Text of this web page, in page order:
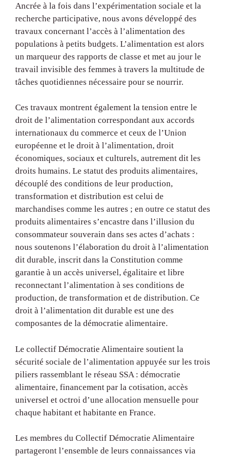
Ancrée à la fois dans l’expérimentation sociale et la
recherche participative, nous avons développé des
travaux concernant l’accès à l’alimentation des
populations à petits budgets. L’alimentation est alors
un marqueur des rapports de classe et met au jour le
travail invisible des femmes à travers la multitude de
tâches quotidiennes nécessaire pour se nourrir.
Ces travaux montrent également la tension entre le
droit de l’alimentation correspondant aux accords
internationaux du commerce et ceux de l’Union
européenne et le droit à l’alimentation, droit
économiques, sociaux et culturels, autrement dit les
droits humains. Le statut des produits alimentaires,
découplé des conditions de leur production,
transformation et distribution est celui de
marchandises comme les autres ; en outre ce statut des
produits alimentaires s’encastre dans l’illusion du
consommateur souverain dans ses actes d’achats :
nous soutenons l’élaboration du droit à l’alimentation
dit durable, inscrit dans la Constitution comme
garantie à un accès universel, égalitaire et libre
reconnectant l’alimentation à ses conditions de
production, de transformation et de distribution. Ce
droit à l’alimentation dit durable est une des
composantes de la démocratie alimentaire.
Le collectif Démocratie Alimentaire soutient la
sécurité sociale de l’alimentation appuyée sur les trois
piliers rassemblant le réseau SSA : démocratie
alimentaire, financement par la cotisation, accès
universel et octroi d’une allocation mensuelle pour
chaque habitant et habitante en France.
Les membres du Collectif Démocratie Alimentaire
partageront l’ensemble de leurs connaissances via